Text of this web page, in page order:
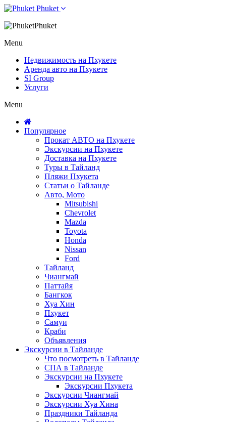
Phuket
Phuket
Menu
Недвижимость на Пхукете
Аренда авто на Пхукете
SI Group
Услуги
Menu
Популярное
Прокат АВТО на Пхукете
Экскурсии на Пхукете
Доставка на Пхукете
Туры в Тайланд
Пляжи Пхукета
Статьи о Тайланде
Авто, Мото
Mitsubishi
Chevrolet
Mazda
Toyota
Honda
Nissan
Ford
Тайланд
Чиангмай
Паттайя
Бангкок
Хуа Хин
Пхукет
Самуи
Краби
Объявления
Экскурсии в Тайланде
Что посмотреть в Тайланде
СПА в Тайланде
Экскурсии на Пхукете
Экскурсии Пхукета
Экскурсии Чиангмай
Экскурсии Хуа Хина
Праздники Тайланда